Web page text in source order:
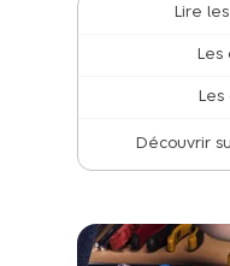
Lire
Les
Les
Découvrir